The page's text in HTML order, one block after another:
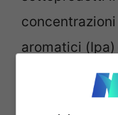
aromatici
sostanze
causa della